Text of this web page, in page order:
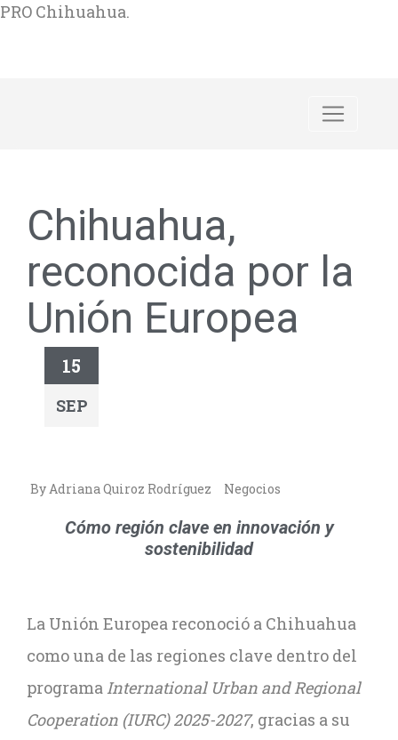
PRO Chihuahua.
Chihuahua,
reconocida por la
Unión Europea
15
SEP
By Adriana Quiroz Rodríguez Negocios
Cómo región clave en innovación y
sostenibilidad
La Unión Europea reconoció a Chihuahua
como una de las regiones clave dentro del
programa International Urban and Regional
Cooperation (IURC) 2025-2027, gracias a su